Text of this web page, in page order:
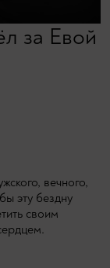
за Евой
вечного,
эту бездну
своим